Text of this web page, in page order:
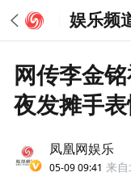
娱乐频
网传李金
夜发摊手
凤凰网娱乐
05-09 09:41 来自